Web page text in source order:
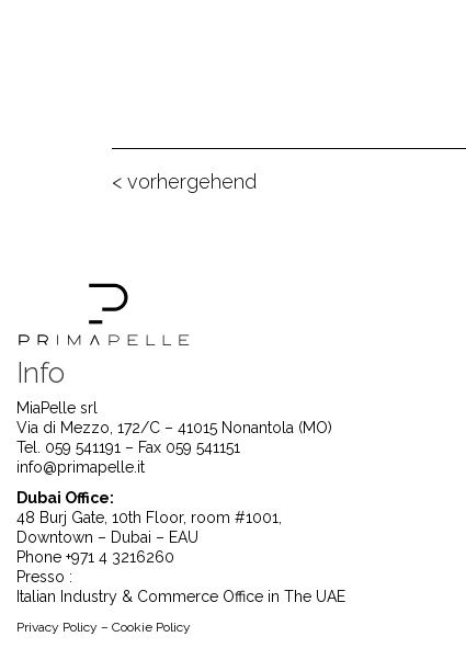
< vorhergehend
Info
MiaPelle srl
Via di Mezzo, 172/C – 41015 Nonantola (MO)
Tel. 059 541191 – Fax 059 541151
info@primapelle.it
Dubai Office:
48 Burj Gate, 10th Floor, room #1001,
Downtown – Dubai – EAU
Phone +971 4 3216260
Presso :
Italian Industry & Commerce Office in The UAE
Privacy Policy – Cookie Policy